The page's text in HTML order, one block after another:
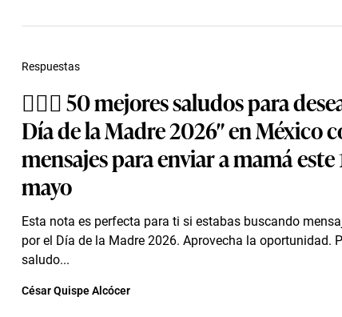
🙋🏻‍♀️ 50 mejores saludos para
Día de la Madre 2026″ en México
mensajes para enviar a mamá este
mayo
Esta nota es perfecta para ti si estabas buscando
por el Día de la Madre 2026. Aprovecha la oportunidad.
saludo...
Respuestas
César Quispe Alcócer